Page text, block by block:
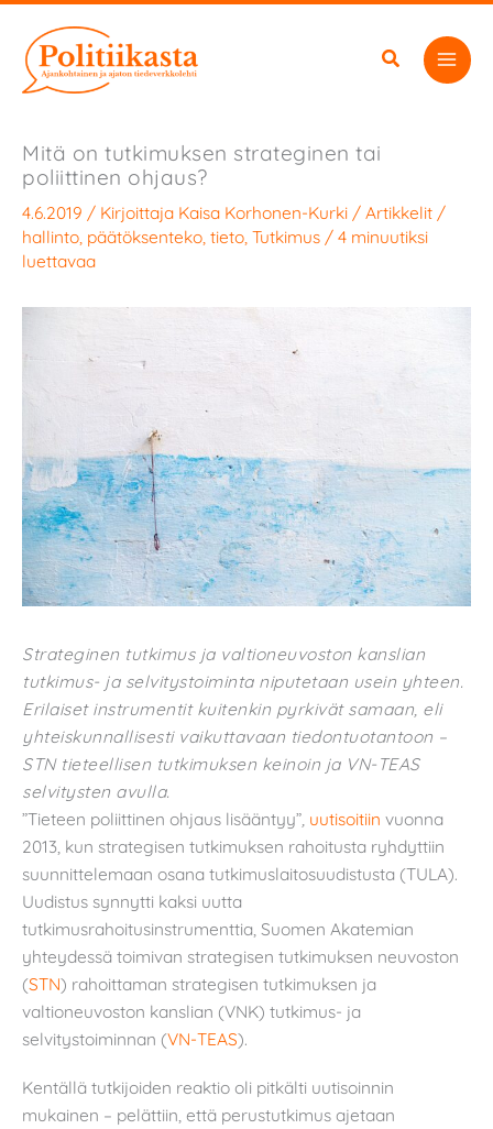
sisältöön
Mitä on tutkimuksen strateginen tai
poliittinen ohjaus?
4.6.2019 / Kirjoittaja Kaisa Korhonen-Kurki / Artikkelit /
hallinto päätöksenteko tieto Tutkimus / 4 minuutiksi
luettavaa
Strateginen tutkimus ja valtioneuvoston kanslian
tutkimus- ja selvitystoiminta niputetaan usein yhteen.
Erilaiset instrumentit kuitenkin pyrkivät samaan, eli
yhteiskunnallisesti vaikuttavaan tiedontuotantoon –
STN tieteellisen tutkimuksen keinoin ja VN-TEAS
selvitysten avulla.
”Tieteen poliittinen ohjaus lisääntyy”, uutisoitiin vuonna
2013, kun strategisen tutkimuksen rahoitusta ryhdyttiin
suunnittelemaan osana tutkimuslaitosuudistusta (TULA).
Uudistus synnytti kaksi uutta
tutkimusrahoitusinstrumenttia, Suomen Akatemian
yhteydessä toimivan strategisen tutkimuksen neuvoston
(STN) rahoittaman strategisen tutkimuksen ja
valtioneuvoston kanslian (VNK) tutkimus- ja
selvitystoiminnan (VN-TEAS).
Kentällä tutkijoiden reaktio oli pitkälti uutisoinnin
mukainen – pelättiin, että perustutkimus ajetaan